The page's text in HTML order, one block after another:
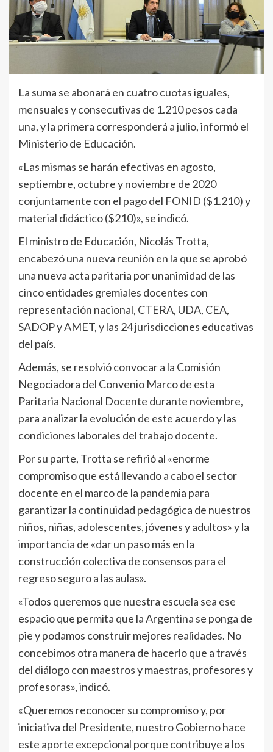
La suma se abonará en cuatro cuotas iguales,
mensuales y consecutivas de 1.210 pesos cada
una, y la primera corresponderá a julio, informó el
Ministerio de Educación.
«Las mismas se harán efectivas en agosto,
septiembre, octubre y noviembre de 2020
conjuntamente con el pago del FONID ($1.210) y
material didáctico ($210)», se indicó.
El ministro de Educación, Nicolás Trotta,
encabezó una nueva reunión en la que se aprobó
una nueva acta paritaria por unanimidad de las
cinco entidades gremiales docentes con
representación nacional, CTERA, UDA, CEA,
SADOP y AMET, y las 24 jurisdicciones educativas
del país.
Además, se resolvió convocar a la Comisión
Negociadora del Convenio Marco de esta
Paritaria Nacional Docente durante noviembre,
para analizar la evolución de este acuerdo y las
condiciones laborales del trabajo docente.
Por su parte, Trotta se refirió al «enorme
compromiso que está llevando a cabo el sector
docente en el marco de la pandemia para
garantizar la continuidad pedagógica de nuestros
niños, niñas, adolescentes, jóvenes y adultos» y la
importancia de «dar un paso más en la
construcción colectiva de consensos para el
regreso seguro a las aulas».
«Todos queremos que nuestra escuela sea ese
espacio que permita que la Argentina se ponga de
pie y podamos construir mejores realidades. No
concebimos otra manera de hacerlo que a través
del diálogo con maestros y maestras, profesores y
profesoras», indicó.
«Queremos reconocer su compromiso y, por
iniciativa del Presidente, nuestro Gobierno hace
este aporte excepcional porque contribuye a los